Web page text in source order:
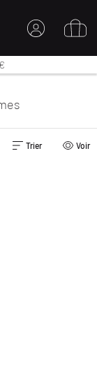
MON COMPTE
COMPTE
Trier Voir